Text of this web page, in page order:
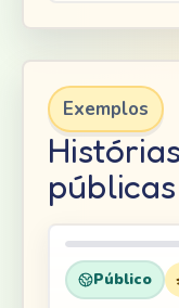
Exemplos
Público